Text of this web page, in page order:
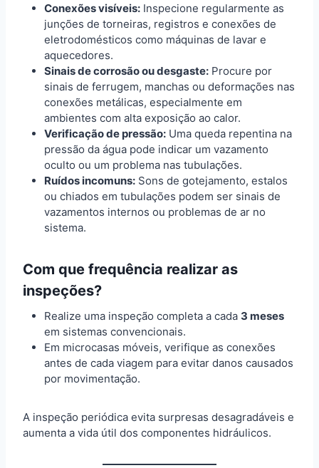
Conexões visíveis: Inspecione regularmente as
junções de torneiras, registros e conexões de
eletrodomésticos como máquinas de lavar e
aquecedores.
Sinais de corrosão ou desgaste: Procure por
sinais de ferrugem, manchas ou deformações nas
conexões metálicas, especialmente em
ambientes com alta exposição ao calor.
Verificação de pressão: Uma queda repentina na
pressão da água pode indicar um vazamento
oculto ou um problema nas tubulações.
Ruídos incomuns: Sons de gotejamento, estalos
ou chiados em tubulações podem ser sinais de
vazamentos internos ou problemas de ar no
sistema.
Com que frequência realizar as
inspeções?
Realize uma inspeção completa a cada 3 meses
em sistemas convencionais.
Em microcasas móveis, verifique as conexões
antes de cada viagem para evitar danos causados
por movimentação.
A inspeção periódica evita surpresas desagradáveis e
aumenta a vida útil dos componentes hidráulicos.